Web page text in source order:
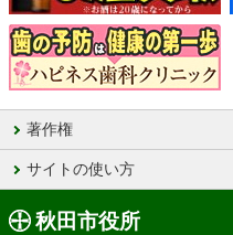
著作権
サイトの使い方
秋田市役所